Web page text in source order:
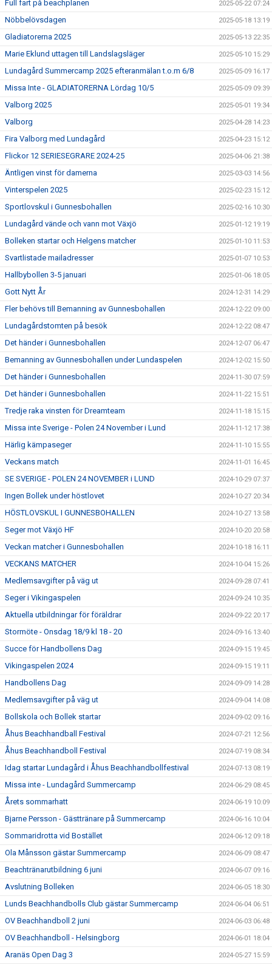
Full fart på beachplanen 2025-05-22 07:24
Nöbbelövsdagen 2025-05-18 13:19
Gladiatorerna 2025 2025-05-13 22:35
Marie Eklund uttagen till Landslagsläger 2025-05-10 15:29
Lundagård Summercamp 2025 efteranmälan t.o.m 6/8 2025-05-09 16:17
Missa Inte - GLADIATORERNA Lördag 10/5 2025-05-09 09:39
Valborg 2025 2025-05-01 19:34
Valborg 2025-04-28 14:23
Fira Valborg med Lundagård 2025-04-23 15:12
Flickor 12 SERIESEGRARE 2024-25 2025-04-06 21:38
Äntligen vinst för damerna 2025-03-03 14:56
Vinterspelen 2025 2025-02-23 15:12
Sportlovskul i Gunnesbohallen 2025-02-16 10:30
Lundagård vände och vann mot Växjö 2025-01-12 19:19
Bolleken startar och Helgens matcher 2025-01-10 11:53
Svartlistade mailadresser 2025-01-07 10:53
Hallbybollen 3-5 januari 2025-01-06 18:05
Gott Nytt År 2024-12-31 14:29
Fler behövs till Bemanning av Gunnesbohallen 2024-12-22 09:00
Lundagårdstomten på besök 2024-12-22 08:47
Det händer i Gunnesbohallen 2024-12-07 06:47
Bemanning av Gunnesbohallen under Lundaspelen 2024-12-02 15:50
Det händer i Gunnesbohallen 2024-11-30 07:59
Det händer i Gunnesbohallen 2024-11-22 15:51
Tredje raka vinsten för Dreamteam 2024-11-18 15:15
Missa inte Sverige - Polen 24 November i Lund 2024-11-12 17:38
Härlig kämpaseger 2024-11-10 15:55
Veckans match 2024-11-01 16:45
SE SVERIGE - POLEN 24 NOVEMBER i LUND 2024-10-29 07:37
Ingen Bollek under höstlovet 2024-10-27 20:34
HÖSTLOVSKUL I GUNNESBOHALLEN 2024-10-27 13:58
Seger mot Växjö HF 2024-10-20 20:58
Veckan matcher i Gunnesbohallen 2024-10-18 16:11
VECKANS MATCHER 2024-10-04 15:26
Medlemsavgifter på väg ut 2024-09-28 07:41
Seger i Vikingaspelen 2024-09-24 10:35
Aktuella utbildningar för föräldrar 2024-09-22 20:17
Stormöte - Onsdag 18/9 kl 18 - 20 2024-09-16 13:40
Succe för Handbollens Dag 2024-09-15 19:45
Vikingaspelen 2024 2024-09-15 19:11
Handbollens Dag 2024-09-09 14:28
Medlemsavgifter på väg ut 2024-09-04 14:08
Bollskola och Bollek startar 2024-09-02 09:16
Åhus Beachhandball Festival 2024-07-21 12:56
Åhus Beachhandboll Festival 2024-07-19 08:34
Idag startar Lundagård i Åhus Beachhandbollfestival 2024-07-13 08:19
Missa inte - Lundagård Summercamp 2024-06-29 08:45
Årets sommarhatt 2024-06-19 10:09
Bjarne Persson - Gästtränare på Summercamp 2024-06-16 10:04
Sommaridrotta vid Bostället 2024-06-12 09:18
Ola Månsson gästar Summercamp 2024-06-09 08:47
Beachtränarutbildning 6 juni 2024-06-07 09:16
Avslutning Bolleken 2024-06-05 18:30
Lunds Beachhandbolls Club gästar Summercamp 2024-06-04 06:51
OV Beachhandboll 2 juni 2024-06-03 06:48
OV Beachhandboll - Helsingborg 2024-06-01 18:04
Aranäs Open Dag 3 2024-05-27 15:59